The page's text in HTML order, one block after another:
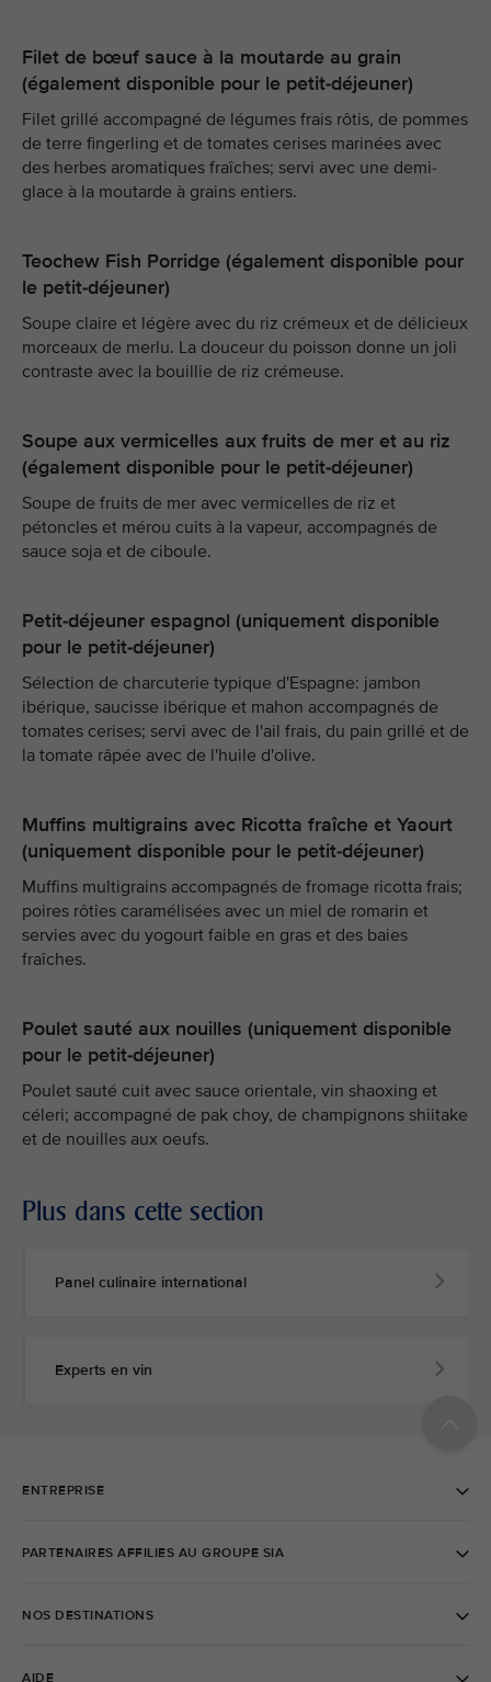
Filet de bœuf sauce à la moutarde au grain
(également disponible pour le petit-déjeuner)
Filet grillé accompagné de légumes frais rôtis, de pommes
de terre fingerling et de tomates cerises marinées avec
des herbes aromatiques fraîches; servi avec une demi-
glace à la moutarde à grains entiers.
Teochew Fish Porridge (également disponible pour
le petit-déjeuner)
Soupe claire et légère avec du riz crémeux et de délicieux
morceaux de merlu. La douceur du poisson donne un joli
contraste avec la bouillie de riz crémeuse.
Soupe aux vermicelles aux fruits de mer et au riz
(également disponible pour le petit-déjeuner)
Soupe de fruits de mer avec vermicelles de riz et
pétoncles et mérou cuits à la vapeur, accompagnés de
sauce soja et de ciboule.
Petit-déjeuner espagnol (uniquement disponible
pour le petit-déjeuner)
Sélection de charcuterie typique d'Espagne: jambon
ibérique, saucisse ibérique et mahon accompagnés de
tomates cerises; servi avec de l'ail frais, du pain grillé et de
la tomate râpée avec de l'huile d'olive.
Muffins multigrains avec Ricotta fraîche et Yaourt
(uniquement disponible pour le petit-déjeuner)
Muffins multigrains accompagnés de fromage ricotta frais;
poires rôties caramélisées avec un miel de romarin et
servies avec du yogourt faible en gras et des baies
fraîches.
Poulet sauté aux nouilles (uniquement disponible
pour le petit-déjeuner)
Poulet sauté cuit avec sauce orientale, vin shaoxing et
céleri; accompagné de pak choy, de champignons shiitake
et de nouilles aux oeufs.
Plus dans cette section
Panel culinaire international
Experts en vin